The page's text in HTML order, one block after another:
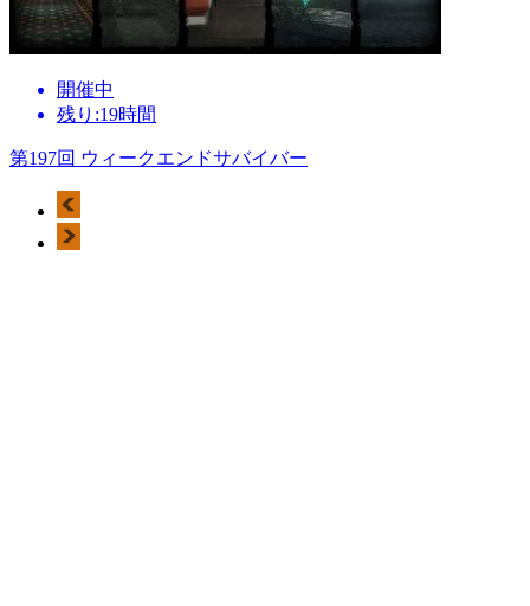
開催中
残り:19時間
第197回 ウィークエンドサバイバー